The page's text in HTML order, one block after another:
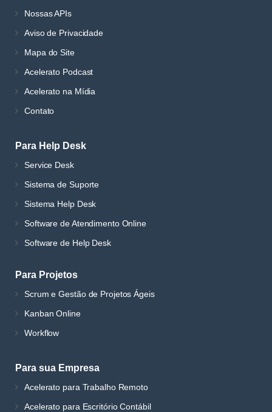
Nossas APIs
Aviso de Privacidade
Mapa do Site
Acelerato Podcast
Acelerato na Mídia
Contato
Para Help Desk
Service Desk
Sistema de Suporte
Sistema Help Desk
Software de Atendimento Online
Software de Help Desk
Para Projetos
Scrum e Gestão de Projetos Ágeis
Kanban Online
Workflow
Para sua Empresa
Acelerato para Trabalho Remoto
Acelerato para Escritório Contábil